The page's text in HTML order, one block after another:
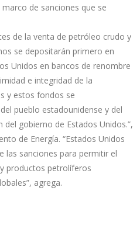
de sanciones que se
de la venta de petróleo crudo y
se depositarán primero en
Unidos en bancos de renombre
e integridad de la
y estos fondos se
pueblo estadounidense y del
gobierno de Estados Unidos.”,
de Energía. “Estados Unidos
las sanciones para permitir el
productos petrolíferos
agrega.